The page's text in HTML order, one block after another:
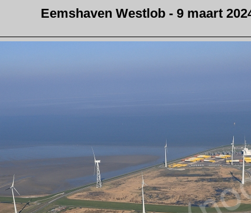
Eemshaven Westlob - 9 maart